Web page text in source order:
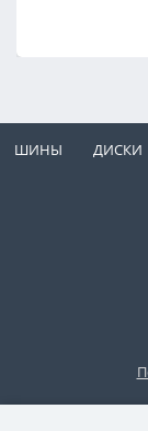
ШИНЫ ДИСКИ